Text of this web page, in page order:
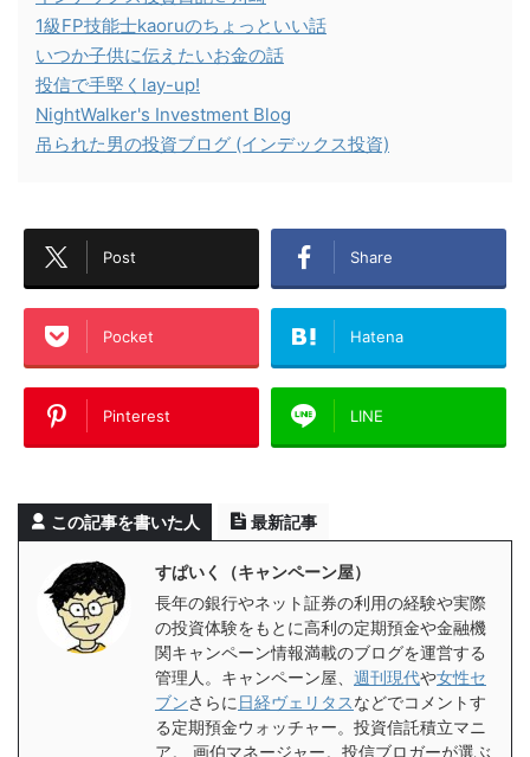
1級FP技能士kaoruのちょっといい話
いつか子供に伝えたいお金の話
投信で手堅くlay-up!
NightWalker's Investment Blog
吊られた男の投資ブログ (インデックス投資)
Post Share
Pocket Hatena
Pinterest LINE
この記事を書いた人 最新記事
すぱいく（キャンペーン屋）
長年の銀行やネット証券の利用の経験や実際
の投資体験をもとに高利の定期預金や金融機
関キャンペーン情報満載のブログを運営する
管理人。キャンペーン屋、 週刊現代や女性セ
ブンさらに 日経ヴェリタスなどでコメントす
る定期預金ウォッチャー。投資信託積立マニ
ア。 画伯マネージャー。投信ブロガーが選ぶ